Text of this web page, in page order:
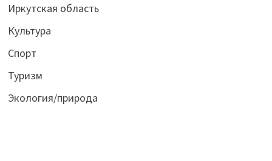
Иркутская область
Культура
Спорт
Туризм
Экология/природа